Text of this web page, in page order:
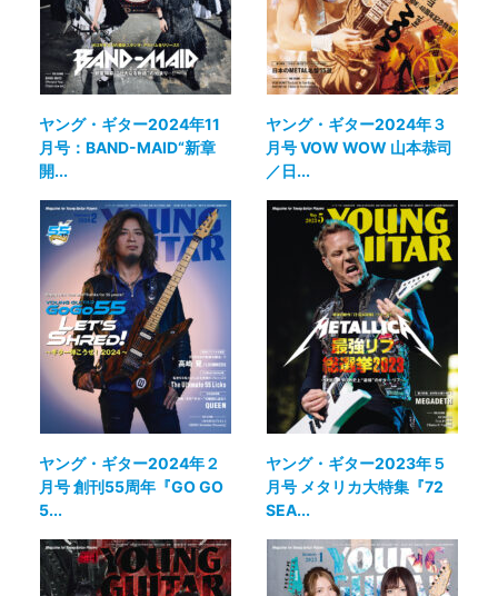
ヤング・ギター2024年11
月号：BAND-MAID“新章
開...
ヤング・ギター2024年３
月号 VOW WOW 山本恭司
／日...
ヤング・ギター2024年２
月号 創刊55周年『GO GO
5...
ヤング・ギター2023年５
月号 メタリカ大特集『72
SEA...